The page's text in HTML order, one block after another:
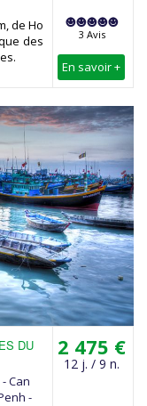
3 Avis
En savoir +
de Ho
des
2 475 €
12 j. / 9 n.
DU
Can
-